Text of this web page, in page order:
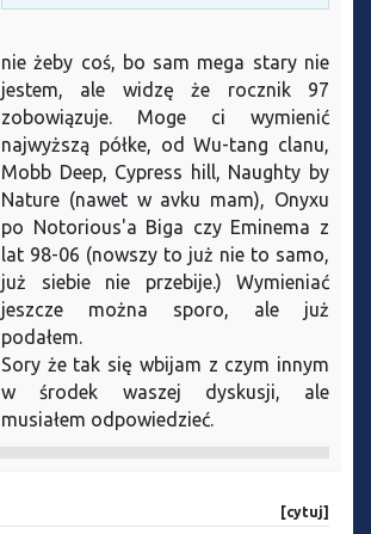
nie żeby coś, bo sam mega stary nie
jestem, ale widzę że rocznik 97
zobowiązuje. Moge ci wymienić
najwyższą półke, od Wu-tang clanu,
Mobb Deep, Cypress hill, Naughty by
Nature (nawet w avku mam), Onyxu
po Notorious'a Biga czy Eminema z
lat 98-06 (nowszy to już nie to samo,
już siebie nie przebije.) Wymieniać
jeszcze można sporo, ale już
podałem.
Sory że tak się wbijam z czym innym
w środek waszej dyskusji, ale
musiałem odpowiedzieć.
[cytuj]